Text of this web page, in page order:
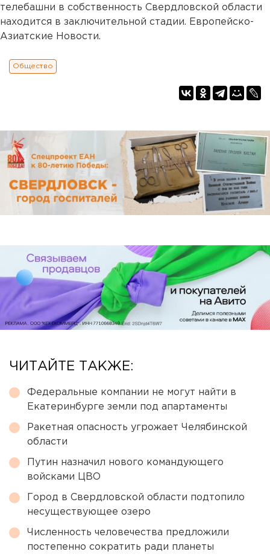
телебашни в собственность Свердловской области
находится в заключительной стадии. Европейско-
Азиатские Новости.
Общество
ЧИТАЙТЕ ТАКЖЕ:
Федеральные компании не могут найти в
Екатеринбурге земли под апартаменты
Ракетная опасность угрожает Челябинской
области
Путин назначил нового командующего
войсками ЦВО
Город в Свердловской области подтопило
несуществующее озеро
Численность человечества предложили
постепенно сократить ради планеты